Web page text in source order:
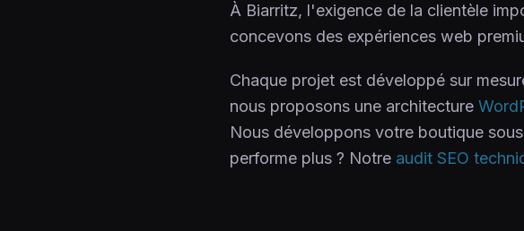
À Biarritz, l'exigence de la clientèle
concevons des expériences web
Chaque projet est développé sur
nous proposons une architecture
Nous développons votre boutique
performe plus ? Notre audit SEO